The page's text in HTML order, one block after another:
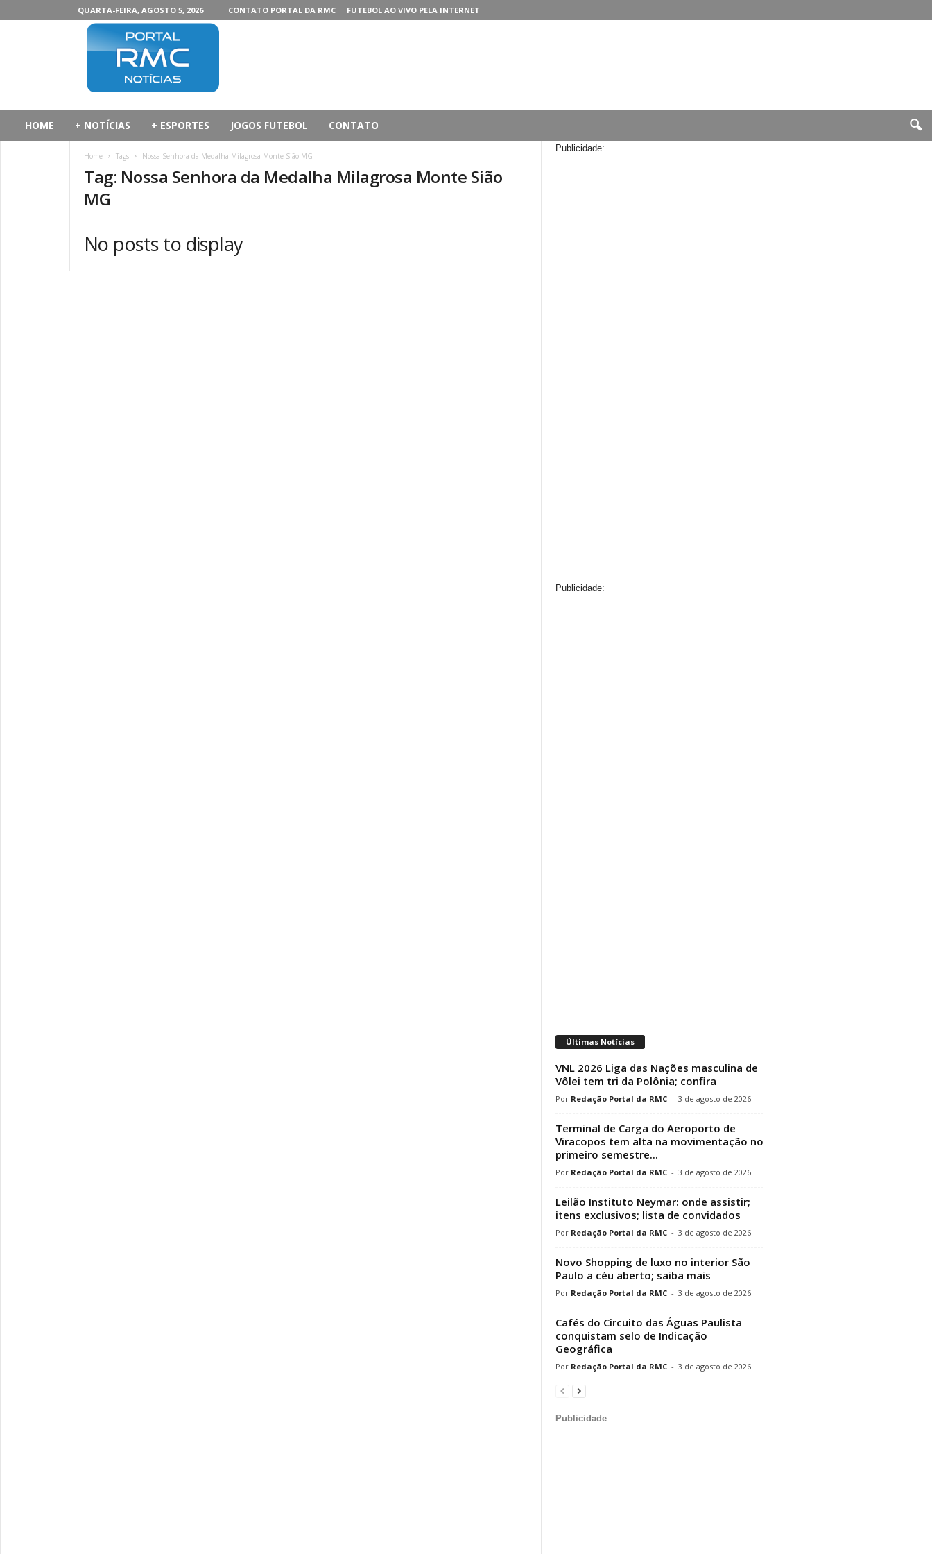
QUARTA-FEIRA, AGOSTO 5, 2026 CONTATO PORTAL DA RMC FUTEBOL AO VIVO PELA INTERNET
HOME + NOTÍCIAS + ESPORTES JOGOS FUTEBOL CONTATO
Home Tags Nossa Senhora da Medalha Milagrosa Monte Sião MG
Tag: Nossa Senhora da Medalha Milagrosa Monte Sião
MG
No posts to display
Publicidade:
Publicidade:
Últimas Notícias
VNL 2026 Liga das Nações masculina de
Vôlei tem tri da Polônia; confira
Redação Portal da RMC - 3 de agosto de 2026
Terminal de Carga do Aeroporto de
Viracopos tem alta na movimentação no
primeiro semestre...
Redação Portal da RMC - 3 de agosto de 2026
Leilão Instituto Neymar: onde assistir;
itens exclusivos; lista de convidados
Redação Portal da RMC - 3 de agosto de 2026
Novo Shopping de luxo no interior São
Paulo a céu aberto; saiba mais
Redação Portal da RMC - 3 de agosto de 2026
Cafés do Circuito das Águas Paulista
conquistam selo de Indicação
Geográfica
Redação Portal da RMC - 3 de agosto de 2026
Publicidade